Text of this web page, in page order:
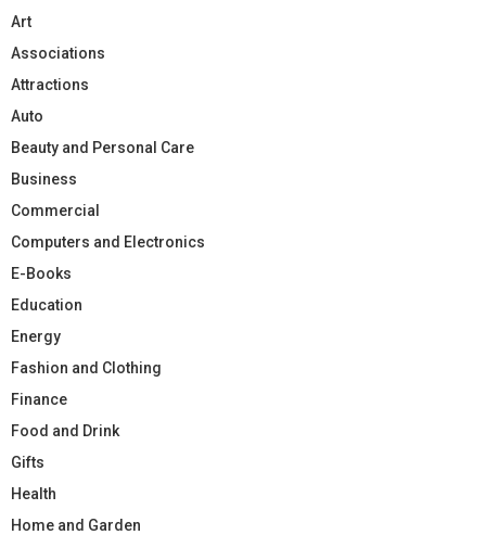
Art
Associations
Attractions
Auto
Beauty and Personal Care
Business
Commercial
Computers and Electronics
E-Books
Education
Energy
Fashion and Clothing
Finance
Food and Drink
Gifts
Health
Home and Garden